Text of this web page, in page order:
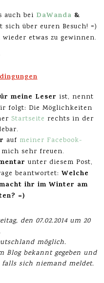
auch bei DaWanda &
über euren Besuch! =)
etwas zu gewinnen.
meine Leser ist, nennt
folgt: Die Möglichkeiten
Startseite rechts in der
auf meiner Facebook-
sehr freuen.
unter diesem Post,
beantwortet: Welche
ihr im Winter am
=)
den 07.02.2014 um 20
möglich.
Blog bekannt gegeben und
falls sich niemand meldet.